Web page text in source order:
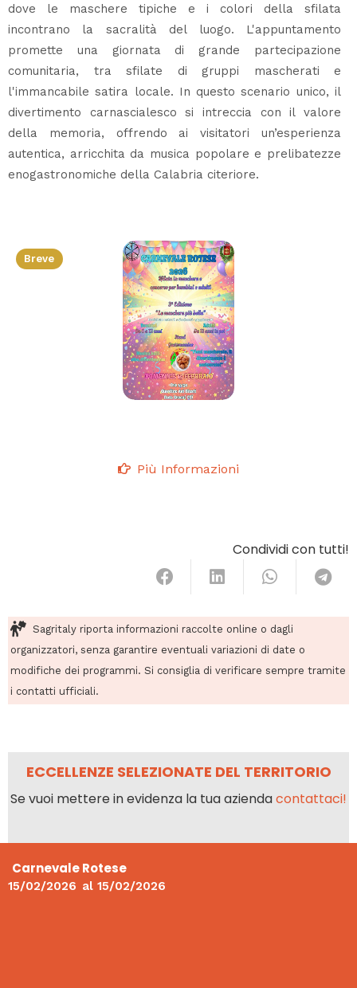
dove le maschere tipiche e i colori della sfilata
incontrano la sacralità del luogo. L'appuntamento
promette una giornata di grande partecipazione
comunitaria, tra sfilate di gruppi mascherati e
l'immancabile satira locale. In questo scenario unico, il
divertimento carnascialesco si intreccia con il valore
della memoria, offrendo ai visitatori un’esperienza
autentica, arricchita da musica popolare e prelibatezze
enogastronomiche della Calabria citeriore.
Breve
Più Informazioni
Condividi con tutti!
Sagritaly riporta informazioni raccolte online o dagli
organizzatori, senza garantire eventuali variazioni di date o
modifiche dei programmi. Si consiglia di verificare sempre tramite
i contatti ufficiali.
ECCELLENZE SELEZIONATE DEL TERRITORIO
Se vuoi mettere in evidenza la tua aziendacontattaci!
Carnevale Rotese
15/02/2026 al 15/02/2026